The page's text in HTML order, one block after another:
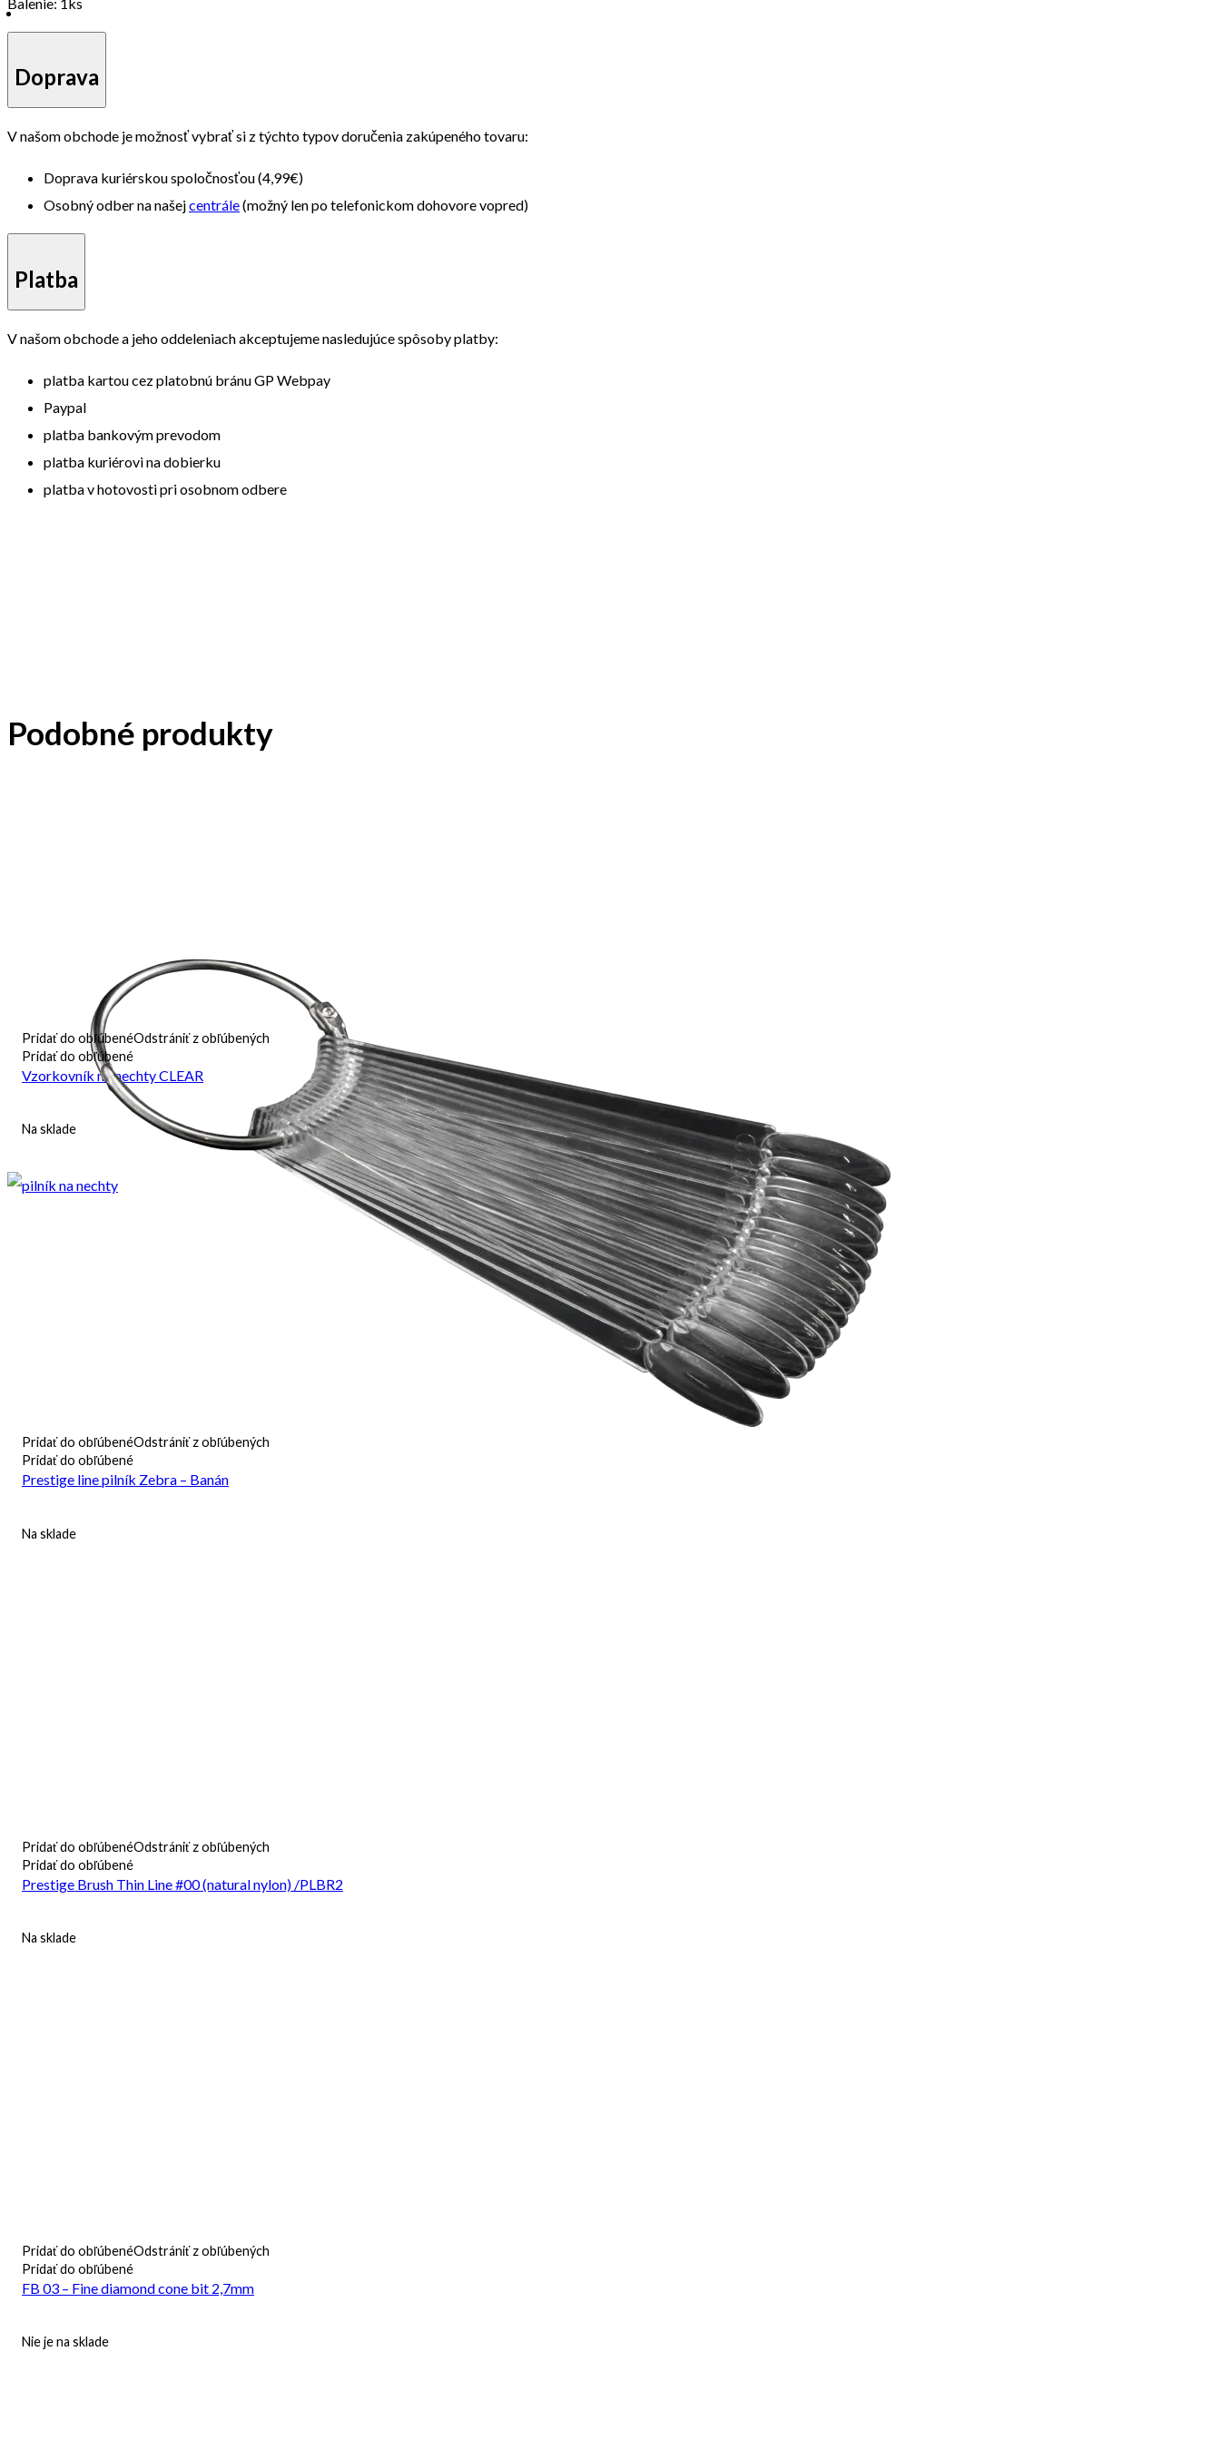
Doprava
V našom obchode je možnosť vybrať si z týchto typov doručenia zakúpeného tovaru:
Doprava kuriérskou spoločnosťou (4,99€)
Osobný odber na našejcentrále(možný len po telefonickom dohovore vopred)
Platba
V našom obchode a jeho oddeleniach akceptujeme nasledujúce spôsoby platby:
platba kartou cez platobnú bránu GP Webpay
Paypal
platba bankovým prevodom
platba kuriérovi na dobierku
platba v hotovosti pri osobnom odbere
Podobné produkty
Pridať do obľúbenéOdstrániť z obľúbených
Pridať do obľúbené
Vzorkovník na nechty CLEAR
Na sklade
Pridať do obľúbenéOdstrániť z obľúbených
Pridať do obľúbené
Prestige line pilník Zebra – Banán
Na sklade
Pridať do obľúbenéOdstrániť z obľúbených
Pridať do obľúbené
Prestige Brush Thin Line #00 (natural nylon) /PLBR2
Na sklade
Pridať do obľúbenéOdstrániť z obľúbených
Pridať do obľúbené
FB 03 – Fine diamond cone bit 2,7mm
Nie je na sklade